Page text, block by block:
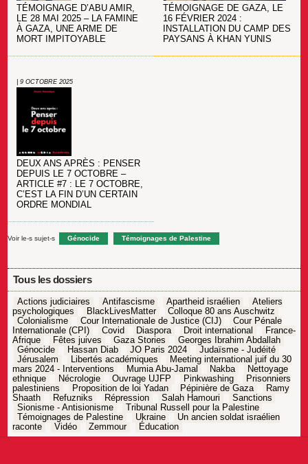
TÉMOIGNAGE D’ABU AMIR,
LE 28 MAI 2025 – LA FAMINE
À GAZA, UNE ARME DE
MORT IMPITOYABLE
TÉMOIGNAGE DE GAZA, LE
16 FÉVRIER 2024 :
INSTALLATION DU CAMP DES
PAYSANS À KHAN YUNIS
| 9 OCTOBRE 2025
DEUX ANS APRÈS : PENSER
DEPUIS LE 7 OCTOBRE –
ARTICLE #7 : LE 7 OCTOBRE,
C’EST LA FIN D’UN CERTAIN
ORDRE MONDIAL
Voir le-s sujet-s Génocide Témoignages de Palestine
Tous les dossiers
Actions judiciaires Antifascisme Apartheid israélien
Ateliers
psychologiques
BlackLivesMatter
Colloque 80 ans Auschwitz
Colonialisme
Cour Internationale de Justice (CIJ)
Cour Pénale
Internationale (CPI)
Covid Diaspora Droit international
France-
Afrique
Fêtes juives Gaza Stories
Georges Ibrahim Abdallah
Génocide
Hassan Diab JO Paris 2024
Judaïsme - Judéité
Jérusalem
Libertés académiques
Meeting international juif du 30
mars 2024 - Interventions
Mumia Abu-Jamal Nakba
Nettoyage
ethnique
Nécrologie Ouvrage UJFP Pinkwashing
Prisonniers
palestiniens
Proposition de loi Yadan Pépinière de Gaza
Ramy
Shaath
Refuzniks Répression Salah Hamouri
Sanctions
Sionisme - Antisionisme
Tribunal Russell pour la Palestine
Témoignages de Palestine
Ukraine
Un ancien soldat israélien
raconte
Vidéo Zemmour Éducation
Navigation